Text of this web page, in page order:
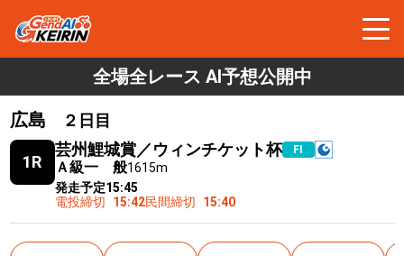
全場全レース AI予想公開中
広島
２日目
1R
芸州鯉城賞／ウィンチケット杯 FⅠ
Ａ級一 般1615m
発走予定15:45
電投締切
15:42民間締切 15:40